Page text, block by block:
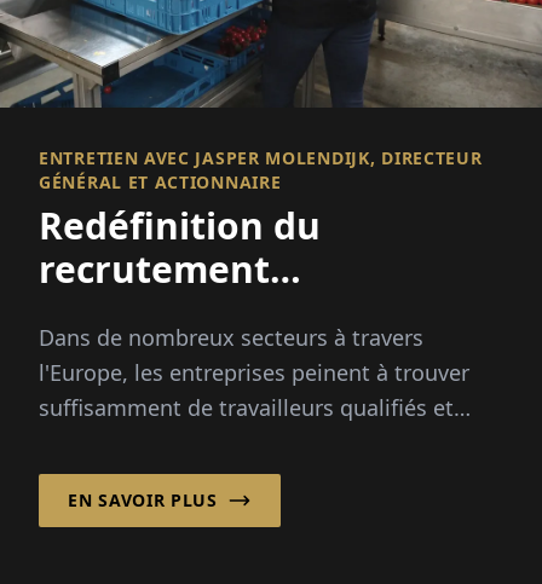
ENTRETIEN AVEC JASPER MOLENDIJK, DIRECTEUR
GÉNÉRAL ET ACTIONNAIRE
Redéfinition du
recrutement
Dans de nombreux secteurs à travers
l'Europe, les entreprises peinent à trouver
suffisamment de travailleurs qualifiés et
changements démographiques et...
EN SAVOIR PLUS